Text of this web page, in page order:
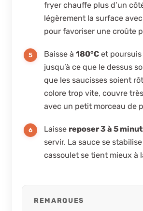
fryer chauffe plus d’un
légèrement la surface
pour favoriser une croûte
Baisse à 180°C et poursuis
jusqu’à ce que le dessus
que les saucisses soient
colore trop vite, couvre
avec un petit morceau de
Laisse reposer 3 à 5
servir. La sauce se
cassoulet se tient mieux à
REMARQUES